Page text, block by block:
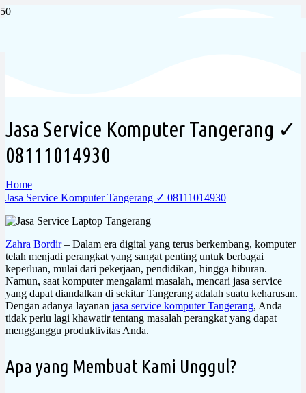
Jasa Service Komputer Tangerang ✓
08111014930
Home
Jasa Service Komputer Tangerang ✓ 08111014930
Zahra Bordir– Dalam era digital yang terus berkembang, komputer
telah menjadi perangkat yang sangat penting untuk berbagai
keperluan, mulai dari pekerjaan, pendidikan, hingga hiburan.
Namun, saat komputer mengalami masalah, mencari jasa service
yang dapat diandalkan di sekitar Tangerang adalah suatu keharusan.
Dengan adanya layanan jasa service komputer Tangerang, Anda
tidak perlu lagi khawatir tentang masalah perangkat yang dapat
mengganggu produktivitas Anda.
Apa yang Membuat Kami Unggul?